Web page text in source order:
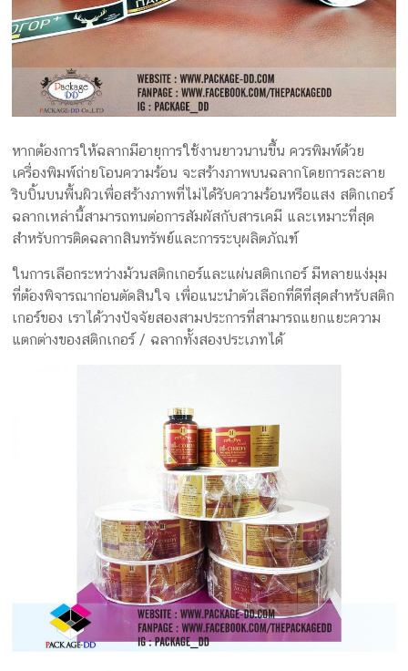
หากต้องการให้ฉลากมีอายุการใช้งานยาวนานขึ้น ควรพิมพ์ด้วย
เครื่องพิมพ์ถ่ายโอนความร้อน จะสร้างภาพบนฉลากโดยการละลาย
ริบบิ้นบนพื้นผิวเพื่อสร้างภาพที่ไม่ได้รับความร้อนหรือแสง สติกเกอร์
ฉลากเหล่านี้สามารถทนต่อการสัมผัสกับสารเคมี และเหมาะที่สุด
สำหรับการติดฉลากสินทรัพย์และการระบุผลิตภัณฑ์
ในการเลือกระหว่างม้วนสติกเกอร์และแผ่นสติกเกอร์ มีหลายแง่มุม
ที่ต้องพิจารณาก่อนตัดสินใจ เพื่อแนะนำตัวเลือกที่ดีที่สุดสำหรับสติก
เกอร์ของ เราได้วางปัจจัยสองสามประการที่สามารถแยกแยะความ
แตกต่างของสติกเกอร์ / ฉลากทั้งสองประเภทได้